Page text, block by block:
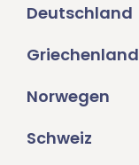
Deutschland
Griechenland
Norwegen
Schweiz